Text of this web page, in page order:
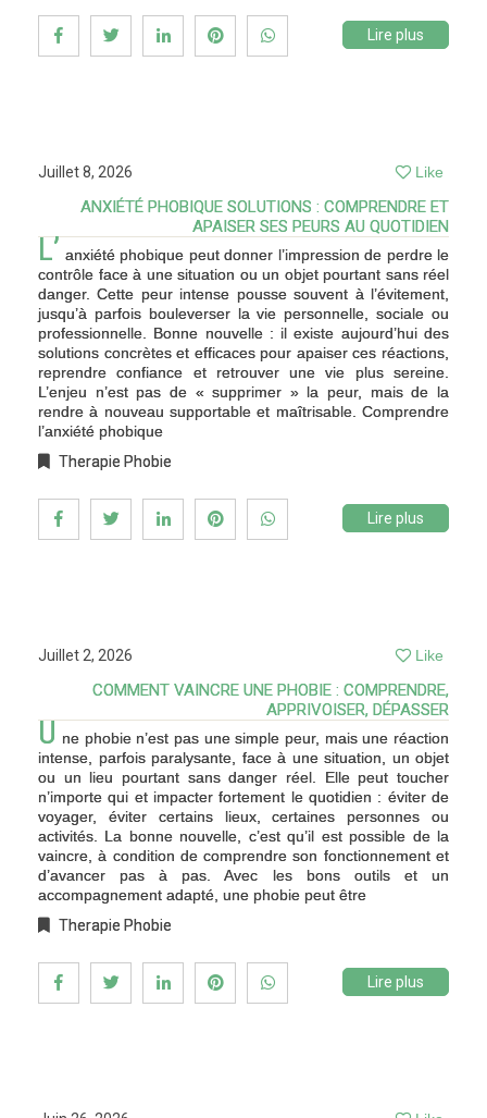
Lire plus
Juillet 8, 2026 Like
ANXIÉTÉ PHOBIQUE SOLUTIONS : COMPRENDRE ET
APAISER SES PEURS AU QUOTIDIEN
L’ anxiété phobique peut donner l’impression de perdre le
contrôle face à une situation ou un objet pourtant sans réel
danger. Cette peur intense pousse souvent à l’évitement,
jusqu’à parfois bouleverser la vie personnelle, sociale ou
professionnelle. Bonne nouvelle : il existe aujourd’hui des
solutions concrètes et efficaces pour apaiser ces réactions,
reprendre confiance et retrouver une vie plus sereine.
L’enjeu n’est pas de « supprimer » la peur, mais de la
rendre à nouveau supportable et maîtrisable. Comprendre
l’anxiété phobique
Therapie Phobie
Lire plus
Juillet 2, 2026 Like
COMMENT VAINCRE UNE PHOBIE : COMPRENDRE,
APPRIVOISER, DÉPASSER
U ne phobie n’est pas une simple peur, mais une réaction
intense, parfois paralysante, face à une situation, un objet
ou un lieu pourtant sans danger réel. Elle peut toucher
n’importe qui et impacter fortement le quotidien : éviter de
voyager, éviter certains lieux, certaines personnes ou
activités. La bonne nouvelle, c’est qu’il est possible de la
vaincre, à condition de comprendre son fonctionnement et
d’avancer pas à pas. Avec les bons outils et un
accompagnement adapté, une phobie peut être
Therapie Phobie
Lire plus